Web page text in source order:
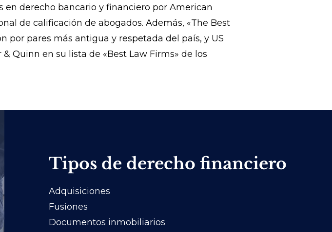
derecho bancario y financiero por American
de calificación de abogados. Además, «The Best
por pares más antigua y respetada del país, y US
Quinn en su lista de «Best Law Firms» de los
Tipos de derecho financiero
Adquisiciones
Fusiones
Documentos inmobiliarios